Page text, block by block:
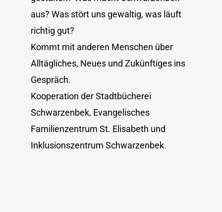
aus? Was stört uns gewaltig, was läuft
richtig gut?
Kommt mit anderen Menschen über
Alltägliches, Neues und Zukünftiges ins
Gespräch.
Kooperation der Stadtbücherei
Schwarzenbek, Evangelisches
Familienzentrum St. Elisabeth und
Inklusionszentrum Schwarzenbek.